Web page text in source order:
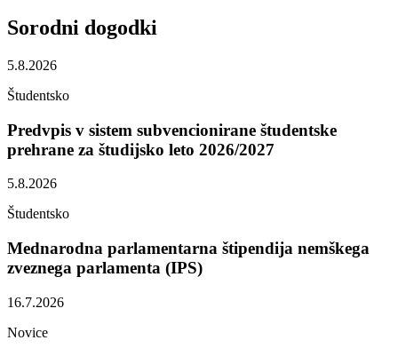
Sorodni dogodki
5.8.2026
Študentsko
Predvpis v sistem subvencionirane študentske
prehrane za študijsko leto 2026/2027
5.8.2026
Študentsko
Mednarodna parlamentarna štipendija nemškega
zveznega parlamenta (IPS)
16.7.2026
Novice